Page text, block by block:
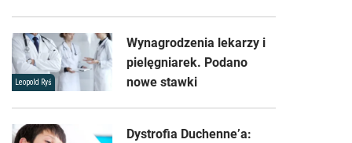
Leopold Ryś
Wynagrodzenia lekarzy i
pielęgniarek. Podano
nowe stawki
Dystrofia Duchenne’a: